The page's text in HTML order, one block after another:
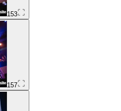
153
157